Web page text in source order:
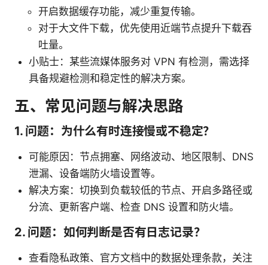
开启数据缓存功能，减少重复传输。
对于大文件下载，优先使用近端节点提升下载吞
吐量。
小贴士：某些流媒体服务对 VPN 有检测，需选择
具备规避检测和稳定性的解决方案。
五、常见问题与解决思路
1. 问题：为什么有时连接慢或不稳定？
可能原因：节点拥塞、网络波动、地区限制、DNS
泄漏、设备端防火墙设置等。
解决方案：切换到负载较低的节点、开启多路径或
分流、更新客户端、检查 DNS 设置和防火墙。
2. 问题：如何判断是否有日志记录？
查看隐私政策、官方文档中的数据处理条款，关注